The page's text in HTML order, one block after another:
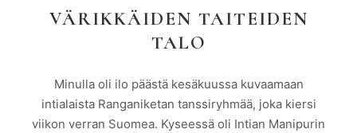
VÄRIKKÄIDEN TAITEIDEN
TALO
Minulla oli ilo päästä kesäkuussa kuvaamaan
intialaista Ranganiketan tanssiryhmää, joka kiersi
viikon verran Suomea. Kyseessä oli Intian Manipurin